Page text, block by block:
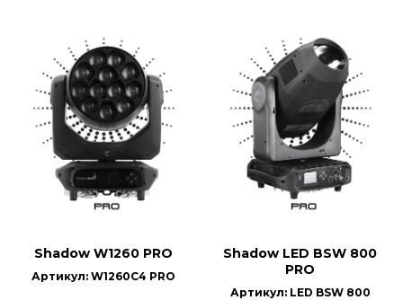
Shadow W1260 PRO
Артикул: W1260C4 PRO
Shadow LED BSW 800
PRO
Артикул: LED BSW 800